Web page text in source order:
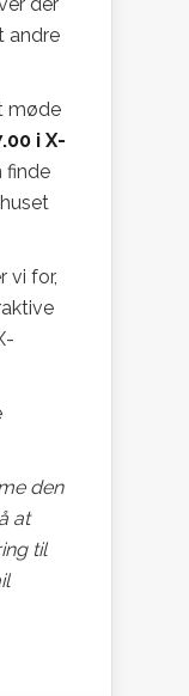
der
andre
møde
i X-
finde
vi for,
den
at
til